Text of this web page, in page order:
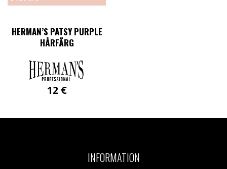
HERMAN’S PATSY PURPLE
HÅRFÄRG
12 €
INFORMATION